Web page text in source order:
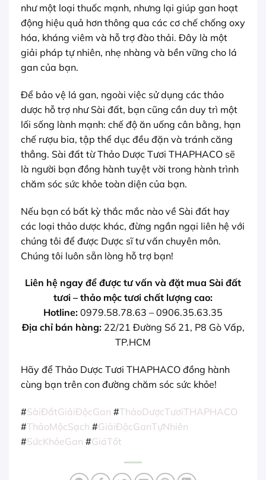
như một loại thuốc mạnh, nhưng lại giúp gan hoạt
động hiệu quả hơn thông qua các cơ chế chống oxy
hóa, kháng viêm và hỗ trợ đào thải. Đây là một
giải pháp tự nhiên, nhẹ nhàng và bền vững cho lá
gan của bạn.
Để bảo vệ lá gan, ngoài việc sử dụng các thảo
dược hỗ trợ như Sài đất, bạn cũng cần duy trì một
lối sống lành mạnh: chế độ ăn uống cân bằng, hạn
chế rượu bia, tập thể dục đều đặn và tránh căng
thẳng. Sài đất từ Thảo Dược Tươi THAPHACO sẽ
là người bạn đồng hành tuyệt vời trong hành trình
chăm sóc sức khỏe toàn diện của bạn.
Nếu bạn có bất kỳ thắc mắc nào về Sài đất hay
các loại thảo dược khác, đừng ngần ngại liên hệ với
chúng tôi để được Dược sĩ tư vấn chuyên môn.
Chúng tôi luôn sẵn lòng hỗ trợ bạn!
Liên hệ ngay để được tư vấn và đặt mua Sài đất
tươi – thảo mộc tươi chất lượng cao:
Hotline: 0979.58.78.63 – 0906.35.63.35
Địa chỉ bán hàng:22/21 Đường Số 21, P8 Gò Vấp,
TP.HCM
Hãy để Thảo Dược Tươi THAPHACO đồng hành
cùng bạn trên con đường chăm sóc sức khỏe!
#SàiĐấtGiảiĐộcGan #ThảoDượcTươiTHAPHACO
#ThảoMộcSạch #GiảiĐộcGanTựNhiên
#SứcKhỏeGan #GiáTốt